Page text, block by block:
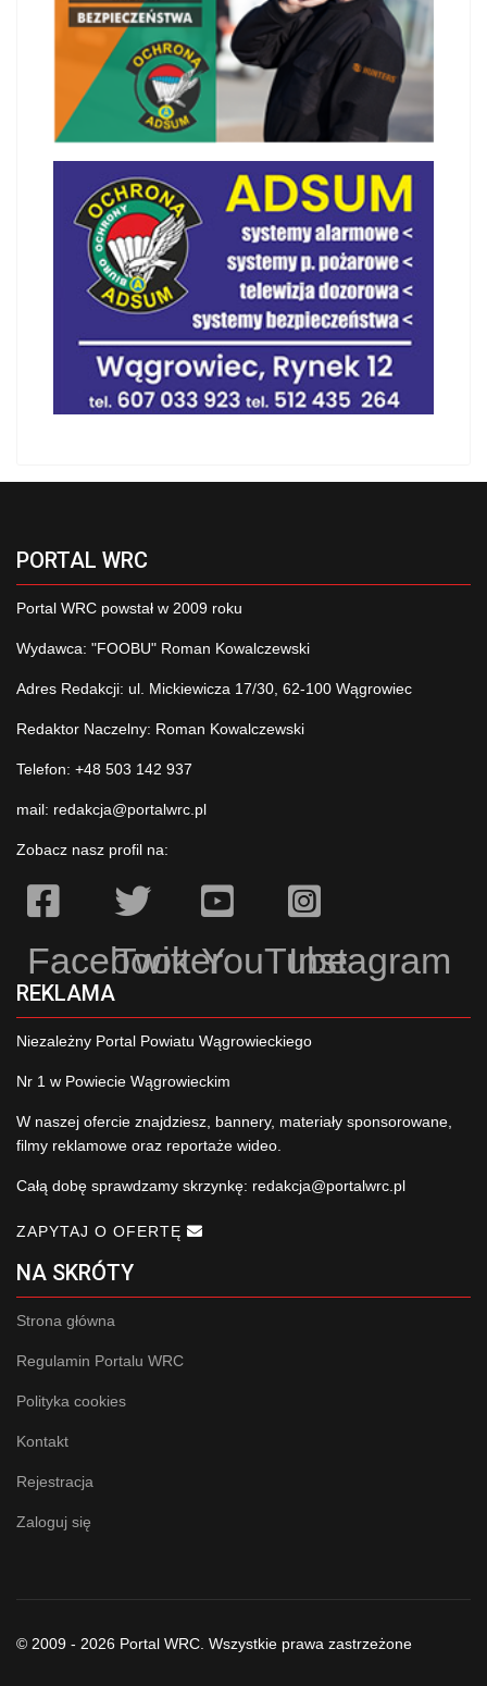
PORTAL WRC
Portal WRC powstał w 2009 roku
Wydawca: "FOOBU" Roman Kowalczewski
Adres Redakcji: ul. Mickiewicza 17/30, 62-100 Wągrowiec
Redaktor Naczelny: Roman Kowalczewski
Telefon: +48 503 142 937
mail: redakcja@portalwrc.pl
Zobacz nasz profil na:
Facebook
TwitterYouTubeInstagram
REKLAMA
Niezależny Portal Powiatu Wągrowieckiego
Nr 1 w Powiecie Wągrowieckim
W naszej ofercie znajdziesz, bannery, materiały sponsorowane,
filmy reklamowe oraz reportaże wideo.
Całą dobę sprawdzamy skrzynkę: redakcja@portalwrc.pl
ZAPYTAJ O OFERTĘ
NA SKRÓTY
Strona główna
Regulamin Portalu WRC
Polityka cookies
Kontakt
Rejestracja
Zaloguj się
© 2009 - 2026 Portal WRC. Wszystkie prawa zastrzeżone